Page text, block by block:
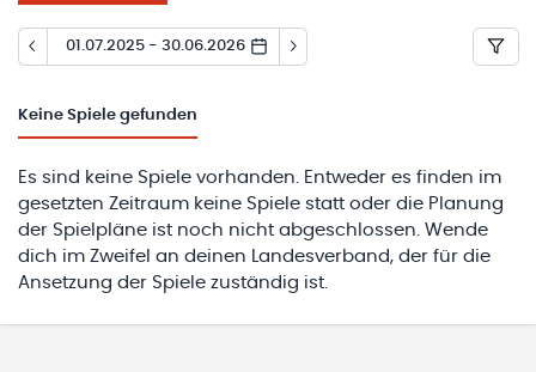
01.07.2025 - 30.06.2026
Keine Spiele gefunden
Es sind keine Spiele vorhanden. Entweder es finden im
gesetzten Zeitraum keine Spiele statt oder die Planung
der Spielpläne ist noch nicht abgeschlossen. Wende
dich im Zweifel an deinen Landesverband, der für die
Ansetzung der Spiele zuständig ist.